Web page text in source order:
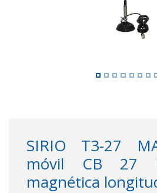
SIRIO T3-27
móvil CB 27
magnética